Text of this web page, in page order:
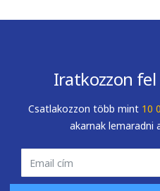
Iratkozzon
Csatlakozzon több mint 10
akarnak lemaradni